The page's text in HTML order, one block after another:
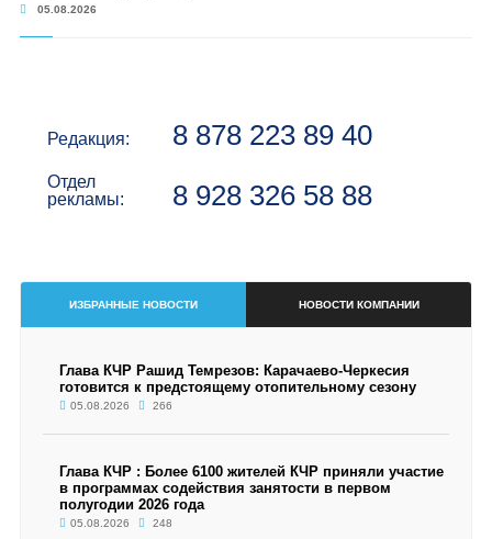
05.08.2026
Редакция: 8 878 223 89 40
Отдел
рекламы:
8 928 326 58 88
ИЗБРАННЫЕ НОВОСТИ НОВОСТИ КОМПАНИИ
Глава КЧР Рашид Темрезов: Карачаево-Черкесия
готовится к предстоящему отопительному сезону
05.08.2026 266
Глава КЧР : Более 6100 жителей КЧР приняли участие
в программах содействия занятости в первом
полугодии 2026 года
05.08.2026 248